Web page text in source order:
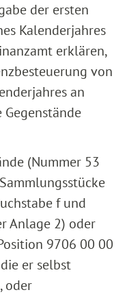
der ersten
Kalenderjahres
erklären,
von
an
(Nummer 53
f und
Anlage 2) oder
9706 00 00
er selbst
oder